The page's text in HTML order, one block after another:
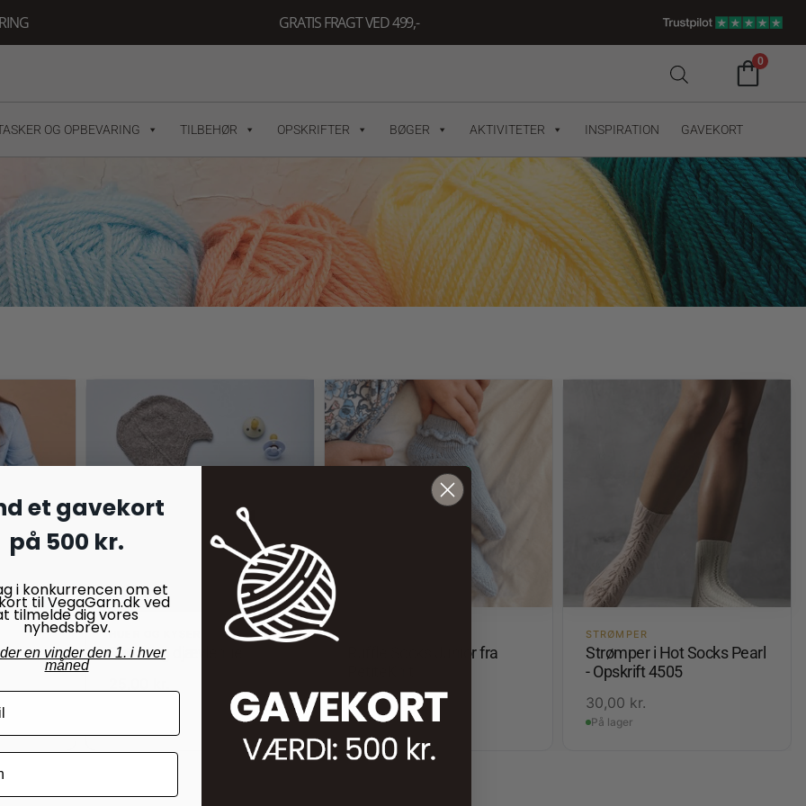
GRATIS FRAGT VED 499,-
0
OG OPBEVARING TILBEHØR OPSKRIFTER BØGER AKTIVITETER INSPIRATION GAVEKORT
HUER OG KYSER
Futter og djævlehue
Ruffle Socks Junior fra
30,00kr.
På lager
STRØMPER
Strømper i Hot Socks Pearl
- Opskrift 4505
30,00 kr.
På lager
et gavekort
på 500 kr.
i konkurrencen om et
til VegaGarn.dk ved
tilmelde dig vores
nyhedsbrev.
en vinder den 1. i hver
måned